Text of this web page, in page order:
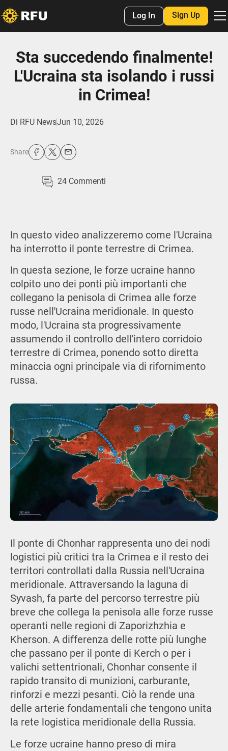
Log In Sign Up
Sta succedendo finalmente!
L'Ucraina sta isolando i russi
in Crimea!
Di RFU NewsJun 10, 2026
Share
24 Commenti
In questo video analizzeremo come l'Ucraina
ha interrotto il ponte terrestre di Crimea.
In questa sezione, le forze ucraine hanno
colpito uno dei ponti più importanti che
collegano la penisola di Crimea alle forze
russe nell'Ucraina meridionale. In questo
modo, l'Ucraina sta progressivamente
assumendo il controllo dell'intero corridoio
terrestre di Crimea, ponendo sotto diretta
minaccia ogni principale via di rifornimento
russa.
Il ponte di Chonhar rappresenta uno dei nodi
logistici più critici tra la Crimea e il resto dei
territori controllati dalla Russia nell'Ucraina
meridionale. Attraversando la laguna di
Syvash, fa parte del percorso terrestre più
breve che collega la penisola alle forze russe
operanti nelle regioni di Zaporizhzhia e
Kherson. A differenza delle rotte più lunghe
che passano per il ponte di Kerch o per i
valichi settentrionali, Chonhar consente il
rapido transito di munizioni, carburante,
rinforzi e mezzi pesanti. Ciò la rende una
delle arterie fondamentali che tengono unita
la rete logistica meridionale della Russia.
Le forze ucraine hanno preso di mira